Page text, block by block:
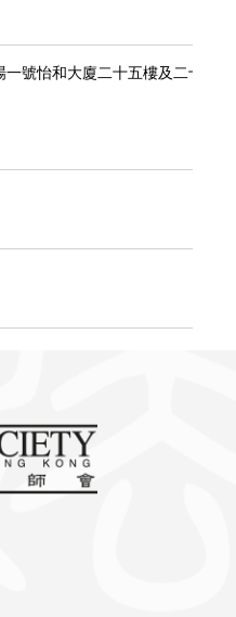
號怡和大廈二十五樓及二十六樓